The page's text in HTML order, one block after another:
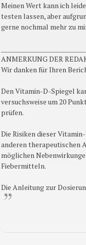
Meinen Wert kann ich
testen lassen, aber
gerne nochmal mehr zu
ANMERKUNG DER
Wir danken für Ihren
Den Vitamin-D-Spiegel
versuchsweise um 20
prüfen.
Die Risiken dieser
anderen therapeutischen
möglichen
Fiebermitteln.
Die Anleitung zur